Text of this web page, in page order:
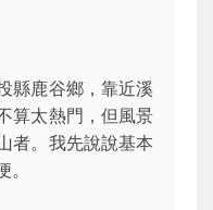
縣鹿谷鄉，靠近溪
算太熱門，但風景
者。我先說說基本